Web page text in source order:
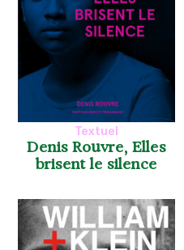
Textuel
Denis Rouvre, Elles
brisent le silence